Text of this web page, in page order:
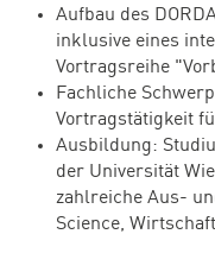
Aufbau des
inklusive eines
Vortragsreihe
Fachliche
Vortragstätigkeit
Ausbildung:
der Universität
zahlreiche Aus-
Science,